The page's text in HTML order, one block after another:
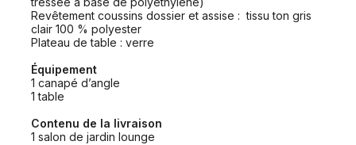
Revêtement coussins dossier et assise : tissu ton gris
clair 100 % polyester
Plateau de table : verre
Équipement
1 canapé d’angle
1 table
Contenu de la livraison
1 salon de jardin lounge